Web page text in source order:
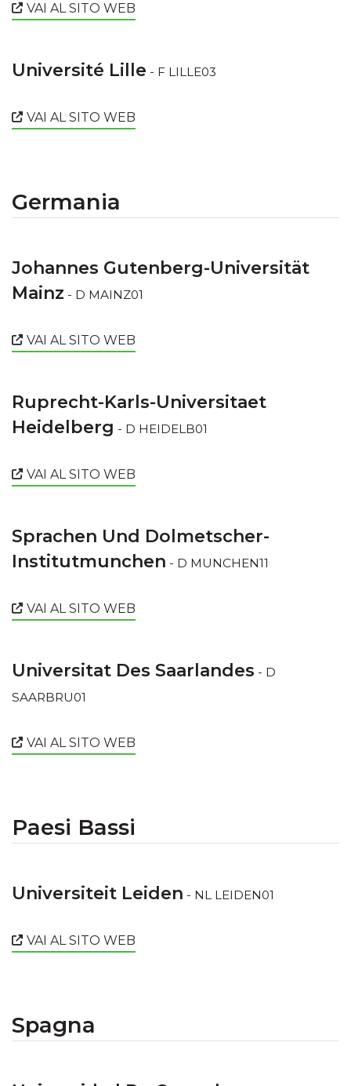
VAI AL SITO WEB
Université Lille - F LILLE03
VAI AL SITO WEB
Germania
Johannes Gutenberg-Universität
Mainz - D MAINZ01
VAI AL SITO WEB
Ruprecht-Karls-Universitaet
Heidelberg - D HEIDELB01
VAI AL SITO WEB
Sprachen Und Dolmetscher-
Institutmunchen - D MUNCHEN11
VAI AL SITO WEB
Universitat Des Saarlandes - D
SAARBRU01
VAI AL SITO WEB
Paesi Bassi
Universiteit Leiden - NL LEIDEN01
VAI AL SITO WEB
Spagna